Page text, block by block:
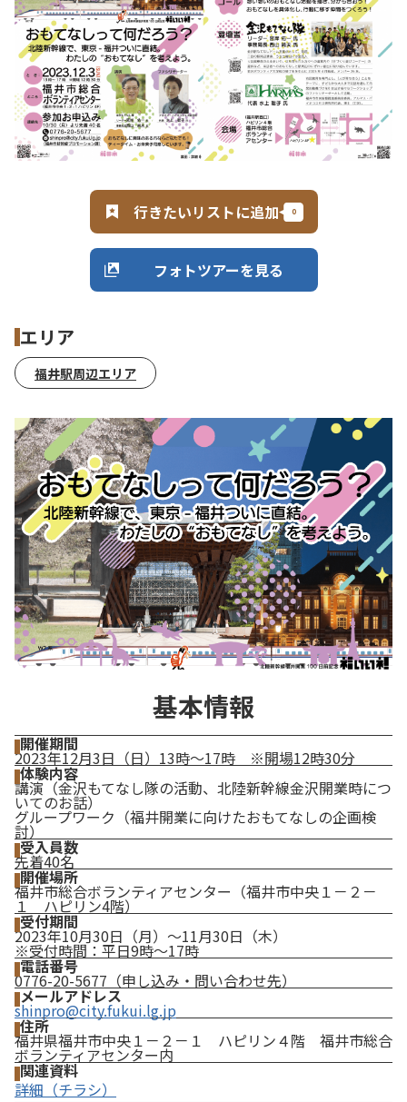
行きたいリストに追加
フォトツアーを見る
エリア
福井駅周辺エリア
基本情報
開催期間
2023年12月3日（日）13時～17時 ※開場12時30分
体験内容
講演（金沢もてなし隊の活動、北陸新幹線金沢開業時につ
いてのお話）
グループワーク（福井開業に向けたおもてなしの企画検
討）
受入員数
先着40名
開催場所
福井市総合ボランティアセンター（福井市中央１－２－
１ ハピリン4階）
受付期間
2023年10月30日（月）～11月30日（木）
※受付時間：平日9時～17時
電話番号
0776-20-5677（申し込み・問い合わせ先）
メールアドレス
shinpro@city.fukui.lg.jp
住所
福井県福井市中央１－２－１ ハピリン４階 福井市総合
ボランティアセンター内
関連資料
詳細（チラシ）